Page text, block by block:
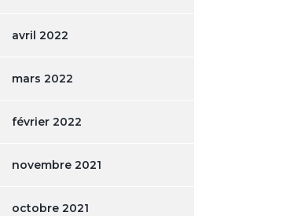
avril 2022
mars 2022
février 2022
novembre 2021
octobre 2021